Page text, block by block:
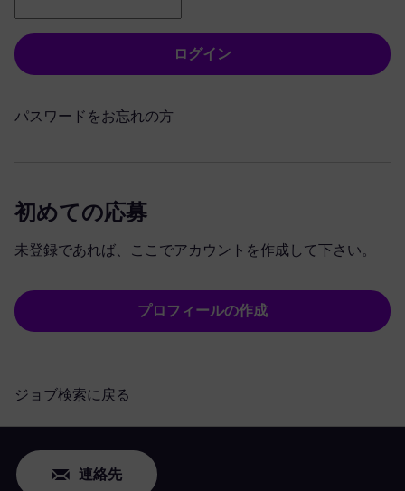
ログイン
パスワードをお忘れの方
初めての応募
未登録であれば、ここでアカウントを作成して下さい。
プロフィールの作成
ジョブ検索に戻る
連絡先